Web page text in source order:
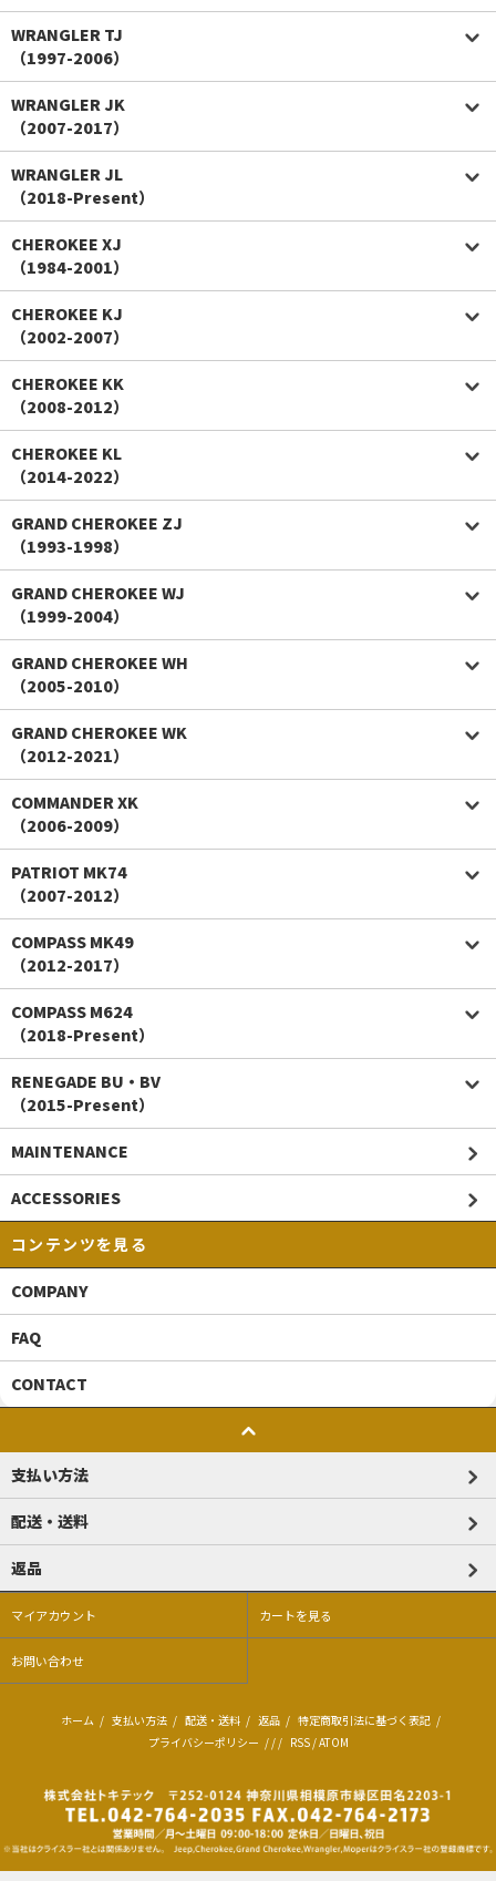
WRANGLER TJ
（1997-2006）
WRANGLER JK
（2007-2017）
WRANGLER JL
（2018-Present）
CHEROKEE XJ
（1984-2001）
CHEROKEE KJ
（2002-2007）
CHEROKEE KK
（2008-2012）
CHEROKEE KL
（2014-2022）
GRAND CHEROKEE ZJ
（1993-1998）
GRAND CHEROKEE WJ
（1999-2004）
GRAND CHEROKEE WH
（2005-2010）
GRAND CHEROKEE WK
（2012-2021）
COMMANDER XK
（2006-2009）
PATRIOT MK74
（2007-2012）
COMPASS MK49
（2012-2017）
COMPASS M624
（2018-Present）
RENEGADE BU・BV
（2015-Present）
MAINTENANCE
ACCESSORIES
コンテンツを見る
COMPANY
FAQ
CONTACT
支払い方法
配送・送料
返品
マイアカウント カートを見る
お問い合わせ
ホーム / 支払い方法 / 配送・送料 / 返品 / 特定商取引法に基づく表記 /
プライバシーポリシー / / / RSS/ATOM